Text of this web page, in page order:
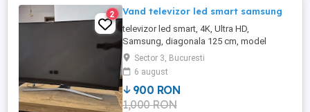
2 Vand televizor led smart samsung
televizor led smart, 4K, Ultra HD,
Samsung, diagonala 125 cm, model
UE50KU6092U. Functioneaza impecabil,
telecomanda originala, nu prezinta
zgarieturi, nu prezinta lovituri, este foarte
bine intretinut.
Sector 3, Bucuresti
6 august
900 RON
1,000 RON